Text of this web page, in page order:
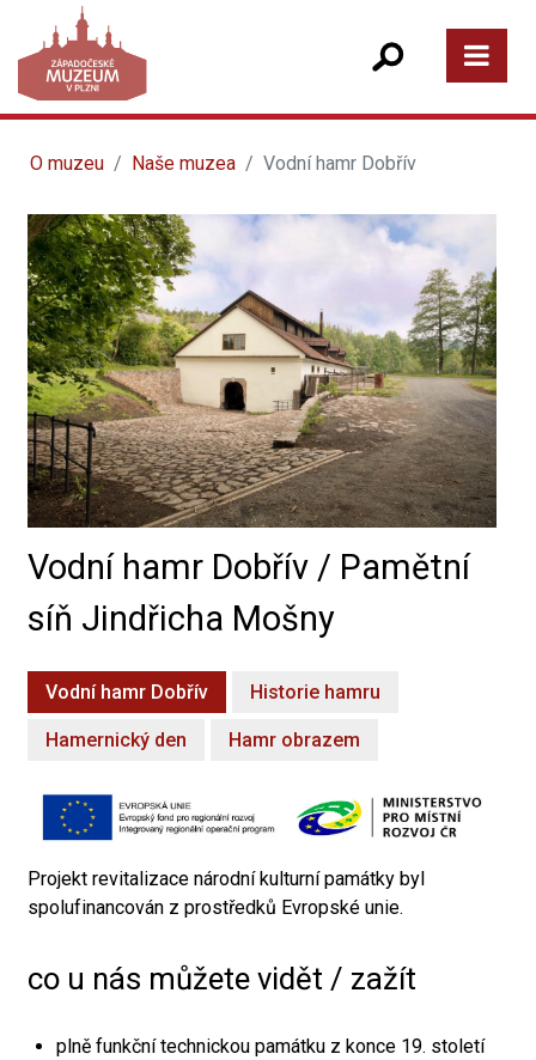
O muzeu Naše muzea Vodní hamr Dobřív
Vodní hamr Dobřív / Pamětní
síň Jindřicha Mošny
Vodní hamr Dobřív Historie hamru
Hamernický den Hamr obrazem
Projekt revitalizace národní kulturní památky byl
spolufinancován z prostředků Evropské unie.
co u nás můžete vidět / zažít
plně funkční technickou památku z konce 19. století